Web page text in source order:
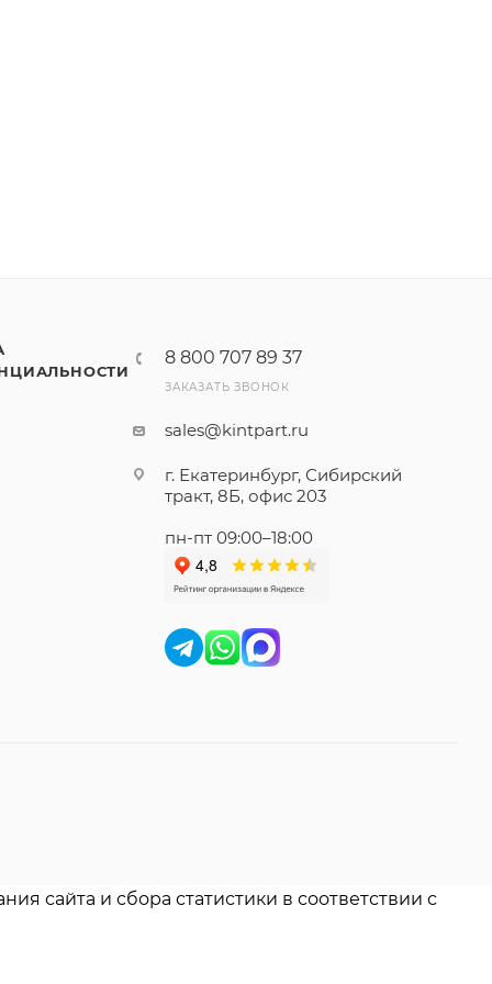
8 800 707 89 37
ЗАКАЗАТЬ ЗВОНОК
sales@kintpart.ru
г. Екатеринбург, Сибирский
тракт, 8Б, офис 203
пн-пт 09:00–18:00
сайта и сбора статистики в соответствии с